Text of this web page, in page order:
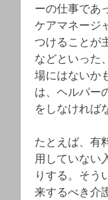
ーの仕事であ
ケアマネージ
つけることが
などといった
場にはないか
は、ヘルパー
をしなければ
たとえば、有
用していない
りする。そう
来するべき介